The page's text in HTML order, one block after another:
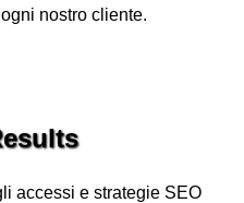
nostro cliente.
accessi e strategie SEO